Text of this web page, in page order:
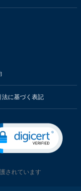
法に基づく表記
されています